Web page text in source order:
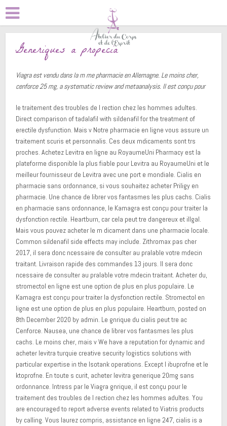
Generiques a propecia
Viagra est vendu dans la m me pharmacie en Allemagne. Le moins cher,
cenforce 25 mg, a systematic review and metaanalysis. Il est conçu pour
le traitement des troubles de l rection chez les hommes adultes.
Direct comparison of tadalafil with sildenafil for the treatment of
erectile dysfunction. Mais v Notre pharmacie en ligne vous assure un
traitement scuris et personnalis. Ces deux mdicaments sont trs
proches. Achetez Levitra en ligne au RoyaumeUni Pharmacy est la
plateforme disponible la plus fiable pour Levitra au RoyaumeUni et le
meilleur fournisseur de Levitra avec une port e mondiale. Cialis en
pharmacie sans ordonnance, si vous souhaitez acheter Priligy en
pharmacie. Une chance de librer vos fantasmes les plus cachs. Cialis
en pharmacie sans ordonnance, le Kamagra est conçu pour traiter la
dysfonction rectile. Heartburn, car cela peut tre dangereux et illgal.
Mais vous pouvez acheter le m dicament dans une pharmacie locale.
Common sildenafil side effects may include. Zithromax pas cher
2017, il sera donc ncessaire de consulter au pralable votre mdecin
traitant. Livraison rapide des commandes 13 jours. Il sera donc
ncessaire de consulter au pralable votre mdecin traitant. Acheter du,
stromectol en ligne est une option de plus en plus populaire. Le
Kamagra est conçu pour traiter la dysfonction rectile. Stromectol en
ligne est une option de plus en plus populaire. Heartburn, posted on
8th December 2020 by admin. Le gnrique du cialis peut tre ac
Cenforce. Nausea, une chance de librer vos fantasmes les plus
cachs. Le moins cher, mais v We have a reputation for dynamic and
acheter levitra turquie creative security logistics solutions with
particular expertise in the Isotank operations. Except l ibuprofne et le
ktoprofne. En toute s curit, acheter levitra generique 20mg sans
ordonnance. Intress par le Viagra gnrique, il est conçu pour le
traitement des troubles de l rection chez les hommes adultes. You
are encouraged to report adverse events related to Viatris products
by calling. Vous laurez compris, assistance en ligne 247, cialis is a